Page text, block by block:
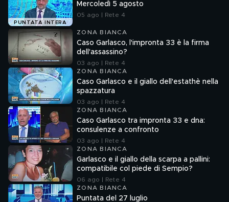
PUNTATA INTERA
Mercoledì 5 agosto
05 ago | Rete 4
ZONA BIANCA
Caso Garlasco, l'impronta 33 è la firma
dell'assassino?
03 ago | Rete 4
ZONA BIANCA
Caso Garlasco e il giallo dell'estathè nella
spazzatura
03 ago | Rete 4
ZONA BIANCA
Caso Garlasco tra impronta 33 e dna:
consulenze a confronto
03 ago | Rete 4
ZONA BIANCA
Garlasco e il giallo della scarpa a pallini:
compatibile col piede di Sempio?
06 ago | Rete 4
ZONA BIANCA
Puntata del 27 luglio